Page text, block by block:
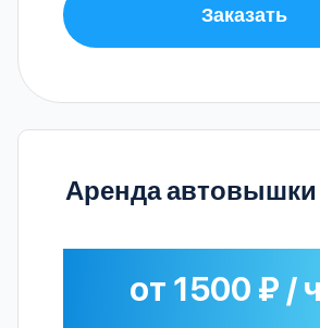
Заказать
Аренда автовышки
от 1500 ₽ /